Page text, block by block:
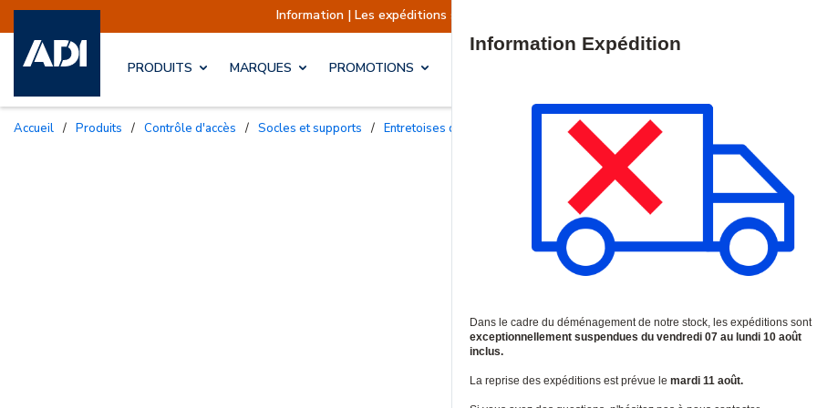
Information | Les expéditions sont actuellement suspendues Reprise
PRODUITS MARQUES PROMOTIONS
Accueil / Produits / Contrôle d'accès / Socles et supports / Entretoises de montage